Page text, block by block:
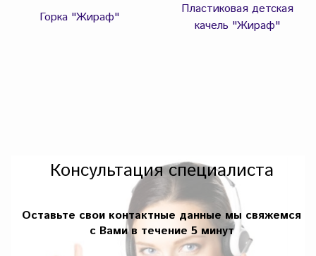
Горка "Жираф"
Пластиковая детская
качель "Жираф"
Консультация специалиста
Оставьте свои контактные данные мы свяжемся
с Вами в течение 5 минут